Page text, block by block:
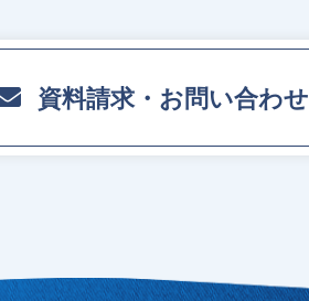
資料請求・お問い合わせ